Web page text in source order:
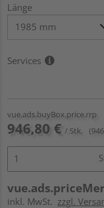
Länge
Services
vue.ads.buyBox.price.rrp
946,80 € / Stk.
inkl. MwSt. zzgl.